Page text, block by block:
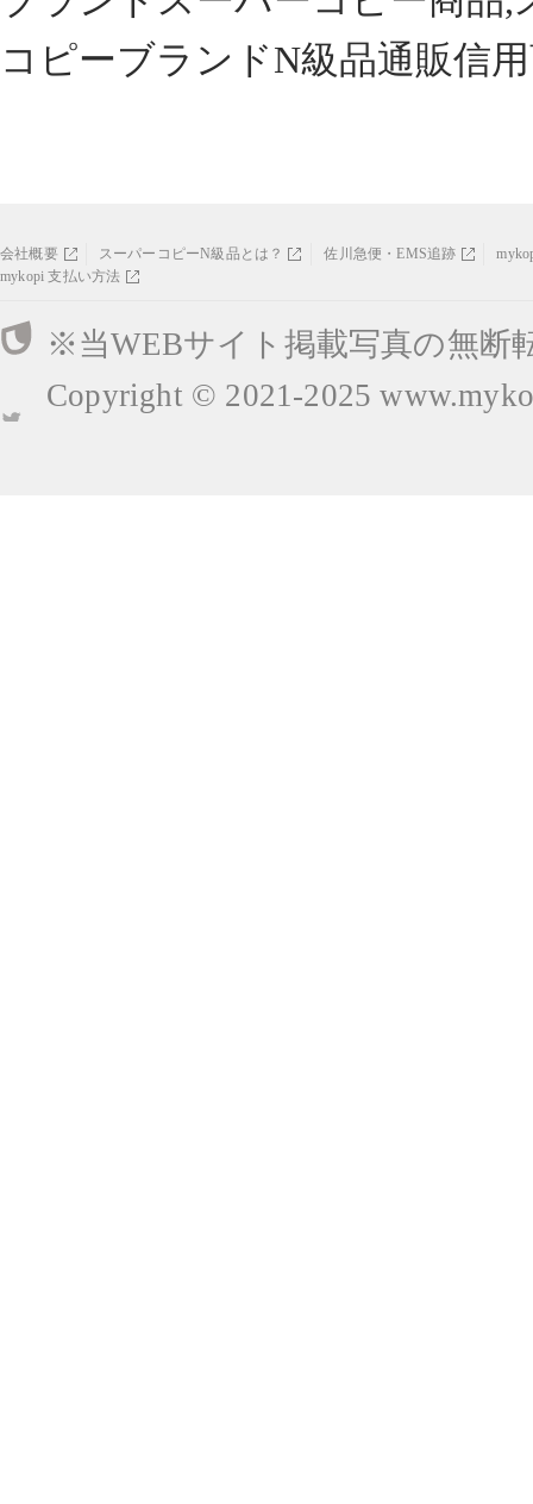
コピーブランドN級品通販信
会社概要 スーパーコピーN級品とは？ 佐川急便・EMS追跡
mykopi 支払い方法
※当WEBサイト掲載写真の無断
Copyright © 2021-2025